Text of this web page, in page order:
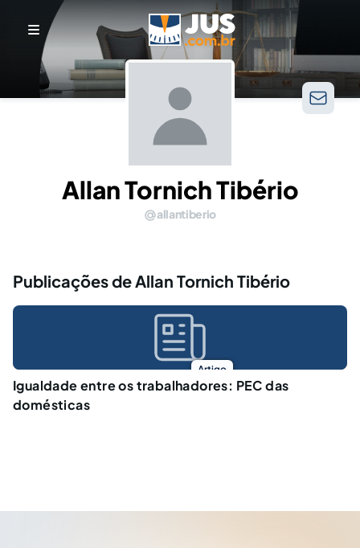
Allan Tornich Tibério
allantiberio
Publicações de Allan Tornich Tibério
Artigo
Igualdade entre os trabalhadores: PEC das
domésticas